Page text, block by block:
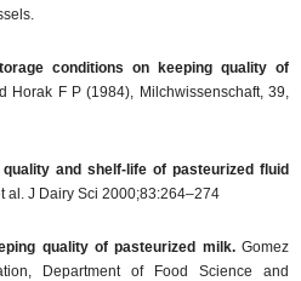
conditions on keeping quality of
Horak F P (1984), Milchwissenschaft, 39,
and shelf-life of pasteurized fluid
al. J Dairy Sci 2000;83:264–274
quality of pasteurized milk.Gomez
Department of Food Science and